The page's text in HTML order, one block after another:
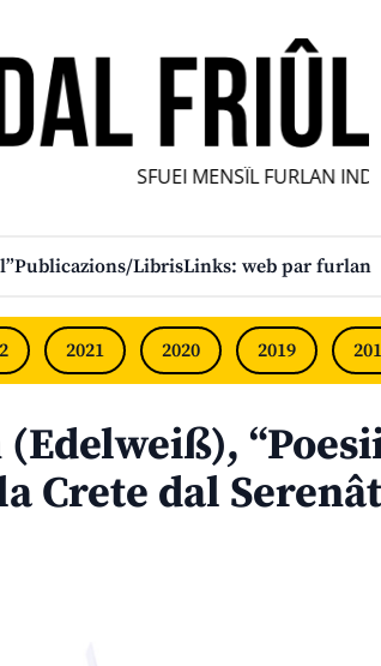
SFUEI MENSÎL FURLAN
Publicazions/LibrisLinks: web par furlan
2021 2020 2019
Crete dal